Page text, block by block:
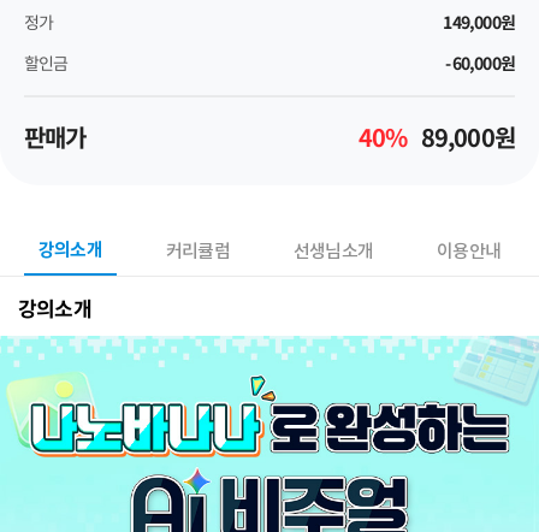
정가 149,000원
할인금
-60,000원
판매가 40% 89,000원
강의소개 커리큘럼 선생님소개 이용안내
강의소개